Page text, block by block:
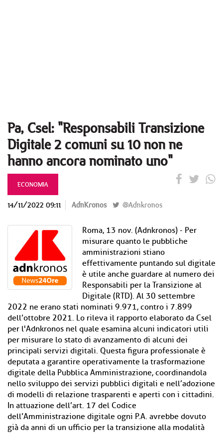
Pa, Csel: "Responsabili Transizione
Digitale 2 comuni su 10 non ne
hanno ancora nominato uno"
ECONOMIA
14/11/2022 09:11 AdnKronos @Adnkronos
Roma, 13 nov. (Adnkronos) - Per
misurare quanto le pubbliche
amministrazioni stiano
effettivamente puntando sul digitale
è utile anche guardare al numero dei
Responsabili per la Transizione al
Digitale (RTD). Al 30 settembre
2022 ne erano stati nominati 9.971, contro i 7.899
dell’ottobre 2021. Lo rileva il rapporto elaborato da Csel
per l'Adnkronos nel quale esamina alcuni indicatori utili
per misurare lo stato di avanzamento di alcuni dei
principali servizi digitali. Questa figura professionale è
deputata a garantire operativamente la trasformazione
digitale della Pubblica Amministrazione, coordinandola
nello sviluppo dei servizi pubblici digitali e nell’adozione
di modelli di relazione trasparenti e aperti con i cittadini.
In attuazione dell’art. 17 del Codice
dell’Amministrazione digitale ogni P.A. avrebbe dovuto
già da anni di un ufficio per la transizione alla modalità